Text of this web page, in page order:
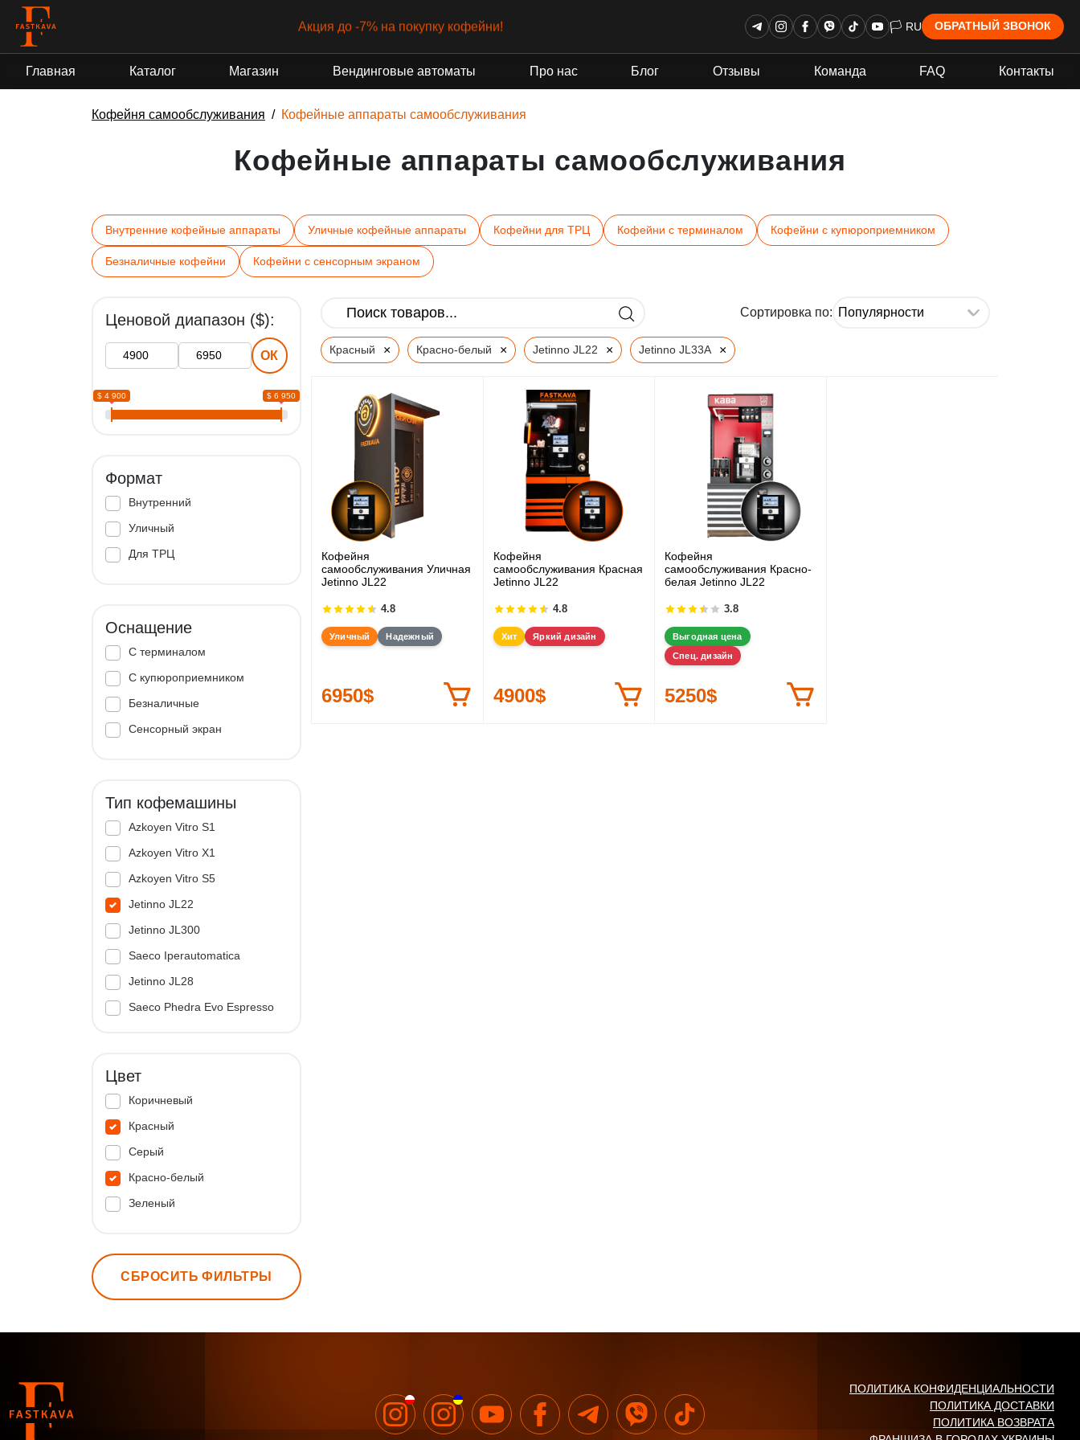
Акция до -7% на покупку кофейни! 🏳 RU ОБРАТНЫЙ ЗВОНОК
Главная Каталог Магазин Вендинговые автоматы Про нас Блог Отзывы Команда FAQ Контакты
Кофейня самообслуживания Кофейные аппараты самообслуживания
Кофейные аппараты самообслуживания
Внутренние кофейные аппараты Уличные кофейные аппараты Кофейни для ТРЦ Кофейни с терминалом Кофейни с купюроприемником
Безналичные кофейни Кофейни с сенсорным экраном
Ценовой диапазон ($):
ОК
$ 4 900 $ 6 950
Формат
Внутренний
Уличный
Для ТРЦ
Оснащение
С терминалом
С купюроприемником
Безналичные
Сенсорный экран
Тип кофемашины
Azkoyen Vitro S1
Azkoyen Vitro X1
Azkoyen Vitro S5
Jetinno JL22
Jetinno JL300
Saeco Iperautomatica
Jetinno JL28
Saeco Phedra Evo Espresso
Цвет
Коричневый
Красный
Серый
Красно-белый
Зеленый
СБРОСИТЬ ФИЛЬТРЫ
Сортировка по:
Красный × Красно-белый × Jetinno JL22 × Jetinno JL33A ×
Кофейня
самообслуживания Уличная
Jetinno JL22
4.8
Уличный Надежный
6950$
Кофейня
самообслуживания Красная
Jetinno JL22
4.8
Хит Яркий дизайн
4900$
Кофейня
самообслуживания Красно-
белая Jetinno JL22
3.8
Выгодная цена
Спец. дизайн
5250$
ПОЛИТИКА КОНФИДЕНЦИАЛЬНОСТИ
ПОЛИТИКА ДОСТАВКИ
ПОЛИТИКА ВОЗВРАТА